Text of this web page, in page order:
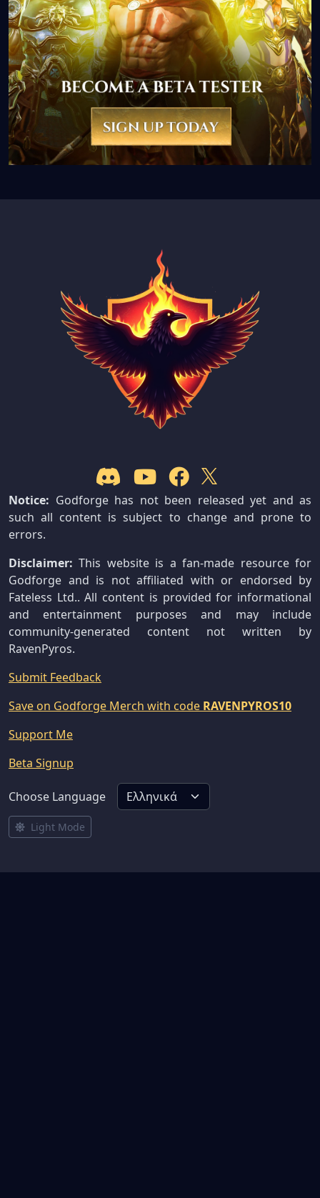
Notice: Godforge has not been released yet and as
such all content is subject to change and prone to
errors.
Disclaimer: This website is a fan-made resource for
Godforge and is not affiliated with or endorsed by
Fateless Ltd.. All content is provided for informational
and entertainment purposes and may include
community-generated content not written by
RavenPyros.
Submit Feedback
Save on Godforge Merch with code RAVENPYROS10
Support Me
Beta Signup
Choose Language
Light Mode